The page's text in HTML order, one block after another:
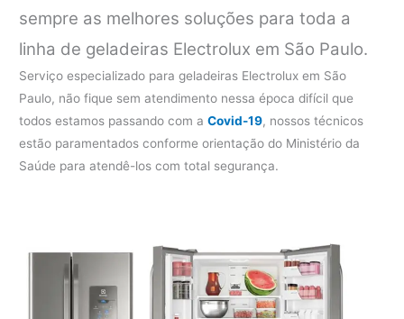
sempre as melhores soluções para toda a
linha de geladeiras Electrolux em São Paulo.
Serviço especializado para geladeiras Electrolux em São
Paulo, não fique sem atendimento nessa época difícil que
todos estamos passando com aCovid-19, nossos técnicos
estão paramentados conforme orientação do Ministério da
Saúde para atendê-los com total segurança.